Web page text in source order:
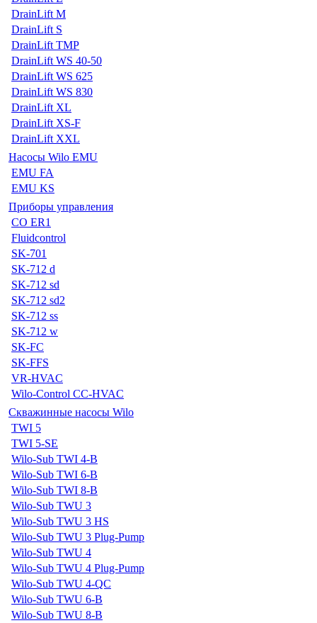
DrainLift M
DrainLift S
DrainLift TMP
DrainLift WS 40-50
DrainLift WS 625
DrainLift WS 830
DrainLift XL
DrainLift XS-F
DrainLift XXL
Насосы Wilo EMU
EMU FA
EMU KS
Приборы управления
CO ER1
Fluidcontrol
SK-701
SK-712 d
SK-712 sd
SK-712 sd2
SK-712 ss
SK-712 w
SK-FC
SK-FFS
VR-HVAC
Wilo-Control CC-HVAC
Скважинные насосы Wilo
TWI 5
TWI 5-SE
Wilo-Sub TWI 4-B
Wilo-Sub TWI 6-B
Wilo-Sub TWI 8-B
Wilo-Sub TWU 3
Wilo-Sub TWU 3 HS
Wilo-Sub TWU 3 Plug-Pump
Wilo-Sub TWU 4
Wilo-Sub TWU 4 Plug-Pump
Wilo-Sub TWU 4-QC
Wilo-Sub TWU 6-B
Wilo-Sub TWU 8-B